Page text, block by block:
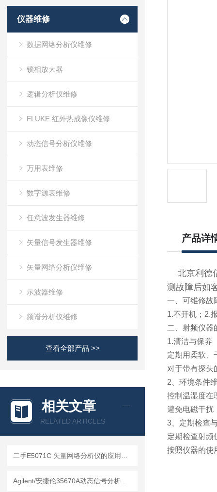
仪器维修
数据网络分析仪维修
锁相放大器
逻辑分析仪维修
FLUKE 红外热成像仪维修
动态信号分析仪维修
万用表维修
数字源表维修
任意波发生器维修
矢量信号发生器维修
矢量网络分析仪维修
示波器维修
频谱分析仪维修
查看全部产品 >>
相关文章
RELATED ARTICLES
产品详
北京利德
测故障后如
一、可维修故
1.不开机；2.
二、射频仪器
1.清洁与保养
定期用柔软、
对于带有探头
2、环境条件
控制温湿度在
避免电磁干扰
3、定期检查
定期检查射频
按照仪器的使